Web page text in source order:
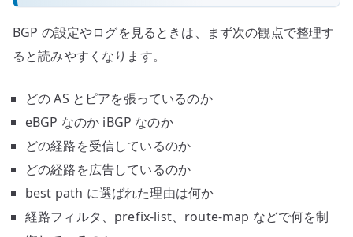
BGP の設定やログを見るときは、まず次の観点で整理す
ると読みやすくなります。
どの AS とピアを張っているのか
eBGP なのか iBGP なのか
どの経路を受信しているのか
どの経路を広告しているのか
best path に選ばれた理由は何か
経路フィルタ、prefix-list、route-map などで何を制